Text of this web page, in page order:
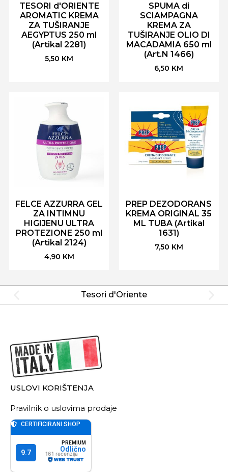
TESORI d'ORIENTE
AROMATIC KREMA
ZA TUŠIRANJE
AEGYPTUS 250 ml
(Artikal 2281)
5,50 KM
SPUMA di
SCIAMPAGNA
KREMA ZA
TUŠIRANJE OLIO DI
MACADAMIA 650 ml
(Art.N 1466)
6,50 KM
FELCE AZZURRA GEL
ZA INTIMNU
HIGIJENU ULTRA
PROTEZIONE 250 ml
(Artikal 2124)
4,90 KM
PREP DEZODORANS
KREMA ORIGINAL 35
ML TUBA (Artikal
1631)
7,50 KM
Tesori d'Oriente
USLOVI KORIŠTENJA
Pravilnik o uslovima prodaje